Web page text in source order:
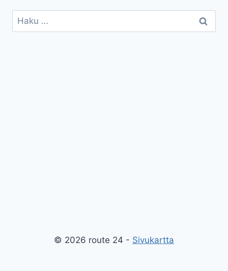
Haku:
© 2026 route 24 - Sivukartta